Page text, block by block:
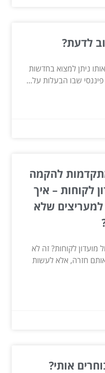
לדעת?
ניתן למצוא בחדשות
שבו הבעלות על...
להקמה
לקוחות – איך
שלא
מועדון לקוחות? זה לא
חזרה, אלא לעשות
אותי?